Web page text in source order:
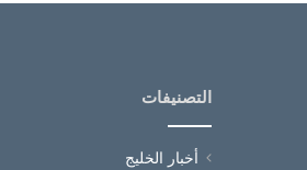
التصنيفات
أخبار الخليج